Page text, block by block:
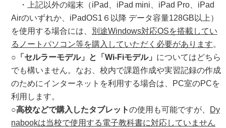
・上記以外の端末（iPad、iPad mini、iPad Pro、iPad
Airのいずれか、iPadOS1６以降 データ容量128GB以上）
を使用する場合には、
別途Windows対応OSを搭載してい
るノートパソコン等を購入していただく必要があります。
○「セルラーモデル」と「Wi-Fiモデル」 についてはどちら
でも構いません。なお、校内で課題作成や実習記録の作成
のためにインターネットを利用する場合は、PC室のPCを
利用します。
○高校などで購入したタブレットの使用も可能ですが、
Dy
nabookは当校で使用する電子教科書に対応していません